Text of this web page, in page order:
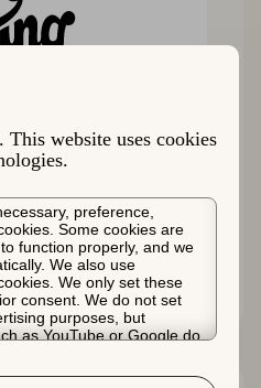
website uses cookies
preference,
Some cookies are
function properly, and we
We also use
We only set these
consent. We do not set
purposes, but
as YouTube or Google do.
작업을 62%나 감축한
읽기